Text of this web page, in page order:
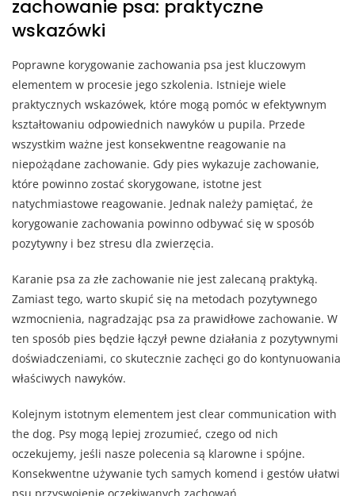
zachowanie psa: praktyczne
wskazówki
Poprawne korygowanie zachowania psa jest kluczowym
elementem w procesie jego szkolenia. Istnieje wiele
praktycznych wskazówek, które mogą pomóc w efektywnym
kształtowaniu odpowiednich nawyków u pupila. Przede
wszystkim ważne jest konsekwentne reagowanie na
niepożądane zachowanie. Gdy pies wykazuje zachowanie,
które powinno zostać skorygowane, istotne jest
natychmiastowe reagowanie. Jednak należy pamiętać, że
korygowanie zachowania powinno odbywać się w sposób
pozytywny i bez stresu dla zwierzęcia.
Karanie psa za złe zachowanie nie jest zalecaną praktyką.
Zamiast tego, warto skupić się na metodach pozytywnego
wzmocnienia, nagradzając psa za prawidłowe zachowanie. W
ten sposób pies będzie łączył pewne działania z pozytywnymi
doświadczeniami, co skutecznie zachęci go do kontynuowania
właściwych nawyków.
Kolejnym istotnym elementem jest clear communication with
the dog. Psy mogą lepiej zrozumieć, czego od nich
oczekujemy, jeśli nasze polecenia są klarowne i spójne.
Konsekwentne używanie tych samych komend i gestów ułatwi